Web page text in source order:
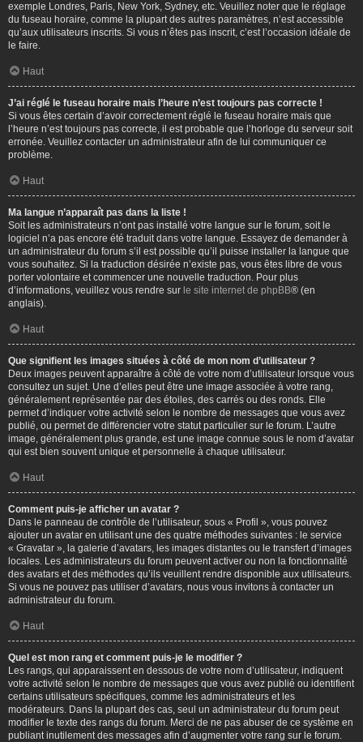
exemple Londres, Paris, New York, Sydney, etc. Veuillez noter que le réglage
du fuseau horaire, comme la plupart des autres paramètres, n’est accessible
qu’aux utilisateurs inscrits. Si vous n’êtes pas inscrit, c’est l’occasion idéale de
le faire.
Haut
J’ai réglé le fuseau horaire mais l’heure n’est toujours pas correcte !
Si vous êtes certain d’avoir correctement réglé le fuseau horaire mais que
l’heure n’est toujours pas correcte, il est probable que l’horloge du serveur soit
erronée. Veuillez contacter un administrateur afin de lui communiquer ce
problème.
Haut
Ma langue n’apparaît pas dans la liste !
Soit les administrateurs n’ont pas installé votre langue sur le forum, soit le
logiciel n’a pas encore été traduit dans votre langue. Essayez de demander à
un administrateur du forum s’il est possible qu’il puisse installer la langue que
vous souhaitez. Si la traduction désirée n’existe pas, vous êtes libre de vous
porter volontaire et commencer une nouvelle traduction. Pour plus
d’informations, veuillez vous rendre sur le site internet de phpBB® (en
anglais).
Haut
Que signifient les images situées à côté de mon nom d’utilisateur ?
Deux images peuvent apparaître à côté de votre nom d’utilisateur lorsque vous
consultez un sujet. Une d’elles peut être une image associée à votre rang,
généralement représentée par des étoiles, des carrés ou des ronds. Elle
permet d’indiquer votre activité selon le nombre de messages que vous avez
publié, ou permet de différencier votre statut particulier sur le forum. L’autre
image, généralement plus grande, est une image connue sous le nom d’avatar
qui est bien souvent unique et personnelle à chaque utilisateur.
Haut
Comment puis-je afficher un avatar ?
Dans le panneau de contrôle de l’utilisateur, sous « Profil », vous pouvez
ajouter un avatar en utilisant une des quatre méthodes suivantes : le service
« Gravatar », la galerie d’avatars, les images distantes ou le transfert d’images
locales. Les administrateurs du forum peuvent activer ou non la fonctionnalité
des avatars et des méthodes qu’ils veuillent rendre disponible aux utilisateurs.
Si vous ne pouvez pas utiliser d’avatars, nous vous invitons à contacter un
administrateur du forum.
Haut
Quel est mon rang et comment puis-je le modifier ?
Les rangs, qui apparaissent en dessous de votre nom d’utilisateur, indiquent
votre activité selon le nombre de messages que vous avez publié ou identifient
certains utilisateurs spécifiques, comme les administrateurs et les
modérateurs. Dans la plupart des cas, seul un administrateur du forum peut
modifier le texte des rangs du forum. Merci de ne pas abuser de ce système en
publiant inutilement des messages afin d’augmenter votre rang sur le forum.